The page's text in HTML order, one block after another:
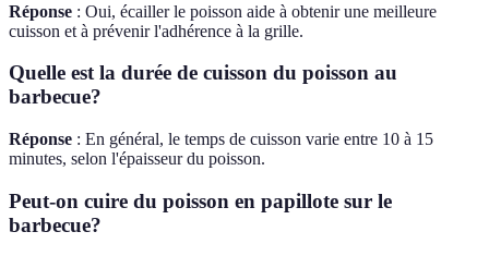
Réponse : Oui, écailler le poisson aide à obtenir une meilleure
cuisson et à prévenir l'adhérence à la grille.
Quelle est la durée de cuisson du poisson au
barbecue?
Réponse : En général, le temps de cuisson varie entre 10 à 15
minutes, selon l'épaisseur du poisson.
Peut-on cuire du poisson en papillote sur le
barbecue?